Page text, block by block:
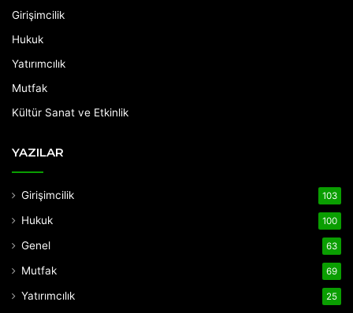
Girişimcilik
Hukuk
Yatırımcılık
Mutfak
Kültür Sanat ve Etkinlik
YAZILAR
Girişimcilik 103
Hukuk 100
Genel 63
Mutfak 69
Yatırımcılık 25